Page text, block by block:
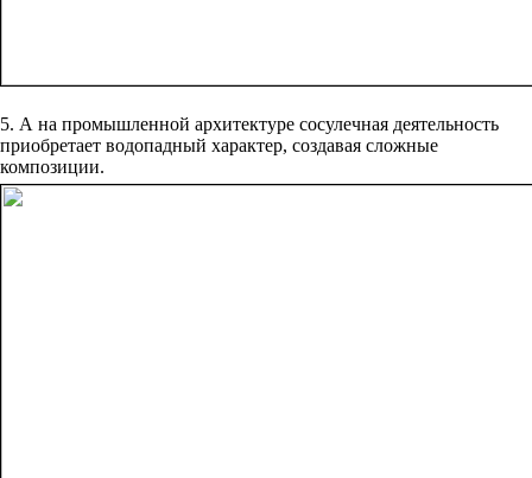
5. А на промышленной архитектуре сосулечная деятельность
приобретает водопадный характер, создавая сложные
композиции.